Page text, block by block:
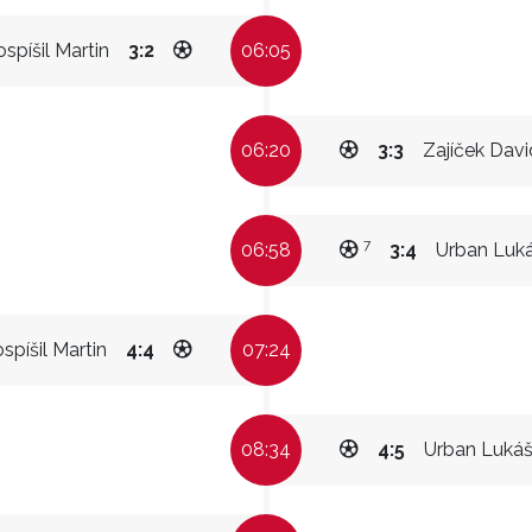
Martin 3:2 06:05
06:20 Zajíček
3:3
06:58 Urban
3:4
7
Martin 4:4 07:24
08:34 Urban Lukáš
4:5